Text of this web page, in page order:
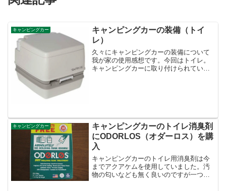
キャンピングカー
キャンピングカーの装備（トイ
レ）
久々にキャンピングカーの装備について
我が家の使用感想です。今回はトイレ。
キャンピングカーに取り付けられている
キャンピングカー
キャンピングカーのトイレ消臭剤
にODORLOS（オダーロス）を購
入
キャンピングカーのトイレ用消臭剤は今
までアクアケムを使用していました。汚
物の匂いなども無く良いのですが一つだ